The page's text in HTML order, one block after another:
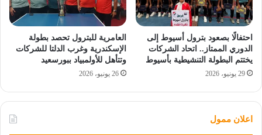
احتفالًا بصعود بترول أسيوط إلى
الدوري الممتاز.. اتحاد الشركات
يختتم البطولة التنشيطية بأسيوط
29 يونيو، 2026
العامرية للبترول تحصد بطولة
الإسكندرية وغرب الدلتا للشركات
وتتأهل للأولمبياد ببورسعيد
26 يونيو، 2026
اعلان ممول